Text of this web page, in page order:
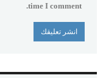
time I comment.